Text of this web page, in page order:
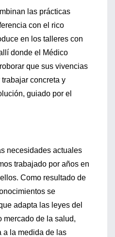
las prácticas
con el rico
en los talleres con
donde el Médico
que sus vivencias
concreta y
guiado por el
necesidades actuales
trabajado por años en
Como resultado de
se
adapta las leyes del
mercado de la salud,
a la medida de las